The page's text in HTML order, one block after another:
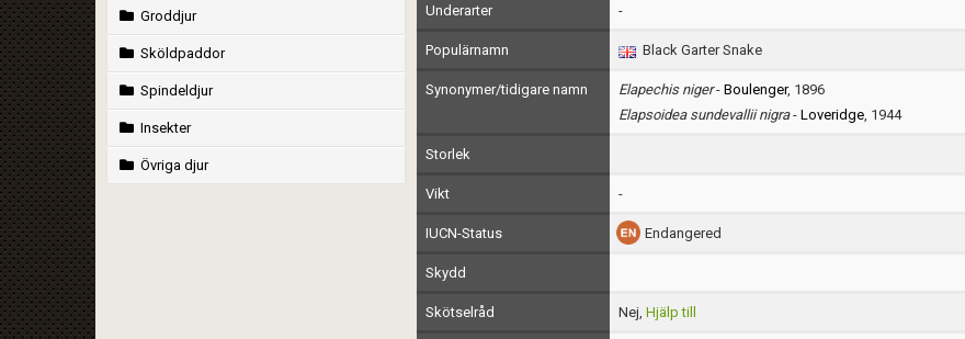
Groddjur
Sköldpaddor
Spindeldjur
Insekter
Övriga djur
Underarter -
Populärnamn Black Garter Snake
Synonymer/tidigare namn Elapechis niger- Boulenger, 1896
Elapsoidea sundevallii nigra- Loveridge, 1944
Storlek
Vikt -
IUCN-Status Endangered
Skydd
Skötselråd Nej, Hjälp till